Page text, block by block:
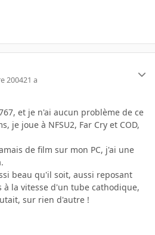
200421 a
et je n'ai aucun problème de ce
je joue à NFSU2, Far Cry et COD,
de film sur mon PC, j'ai une
beau qu'il soit, aussi reposant
la vitesse d'un tube cathodique,
sur rien d'autre !